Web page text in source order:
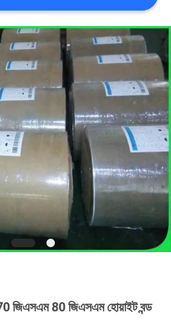
জিএসএম 80 জিএসএম হোয়াইট বন্ড